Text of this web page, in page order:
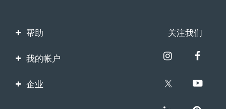
帮助
联系我们
保修与退换货
关注我们
我的帐户
产品注册
企业